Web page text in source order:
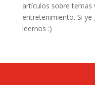
artículos sobre
entretenimiento. Si
leernos :)